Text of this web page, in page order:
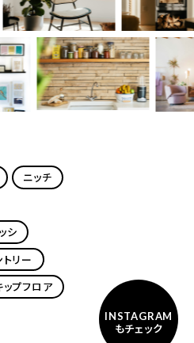
ニッチ
シ
リー
ップフロア
INSTAGRAM
もチェック